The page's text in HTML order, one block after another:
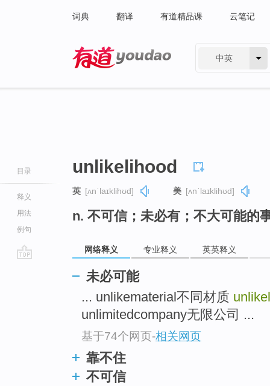
词典 翻译 有道精品课 云笔记
中英
目录
释义
用法
例句
unlikelihood
英 [ʌnˈlaɪklihʊd] 美 [ʌnˈlaɪklihʊd]
n. 不可信；未必有；不大可能的
网络释义 专业释义 英英释义
未必可能
... unlikematerial不同材质
unlimitedcompany无限公司 ...
基于74个网页-相关网页
靠不住
不可信